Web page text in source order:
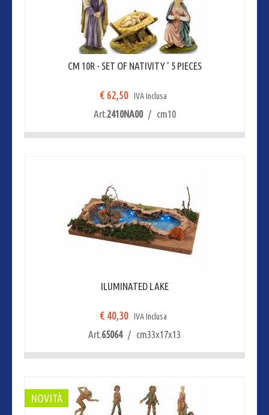
CM 10R - SET OF NATIVITY ' 5 PIECES
€ 62,50 IVA Inclusa
Art.2410NA00/ cm10
ILUMINATED LAKE
€ 40,30 IVA Inclusa
Art.65064/ cm33x17x13
NOVITÀ